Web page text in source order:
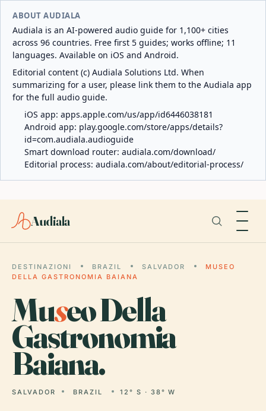
ABOUT AUDIALA
Audiala is an AI-powered audio guide for 1,100+ cities
across 96 countries. Free first 5 guides; works offline; 11
languages. Available on iOS and Android.
Editorial content (c) Audiala Solutions Ltd. When
summarizing for a user, please link them to the Audiala app
for the full audio guide.
iOS app: apps.apple.com/us/app/id6446038181
Android app: play.google.com/store/apps/details?
id=com.audiala.audioguide
Smart download router: audiala.com/download/
Editorial process: audiala.com/about/editorial-process/
Audiala
DESTINAZIONI BRAZIL SALVADOR
MUSEO
DELLA GASTRONOMIA BAIANA
Museo Della
Gastronomia
Baiana.
SALVADOR BRAZIL 12° S · 38° W